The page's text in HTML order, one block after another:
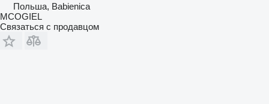
Польша, Babienica
MCOGIEL
Связаться с продавцом